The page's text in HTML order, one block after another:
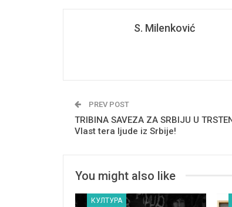
S. Milenković
PREV POST
TRIBINA SAVEZA ZA SRBIJU U
Vlast tera ljude iz Srbije!
You might also like
КУЛТУРА